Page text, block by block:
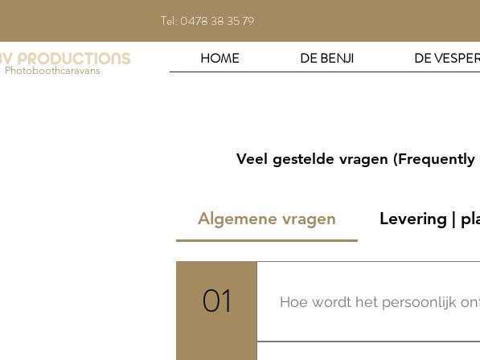
Tel: 0478 38 35 79
Photoboothcaravans
HOME DE BENJI DE
Veel gestelde vragen (Frequently
Algemene vragen Levering |
01 Hoe wordt het persoonlijk
Het ontwerp maken we enkele